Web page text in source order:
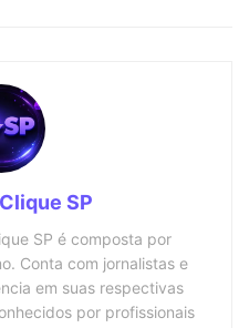
SP
SP é composta por
Conta com jornalistas e
em suas respectivas
por profissionais